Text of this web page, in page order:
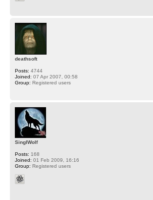
deathsoft
Posts: 4744
Joined: 07 Apr 2007, 00:58
Group: Registered users
SinglWolf
Posts: 168
Joined: 01 Feb 2009, 16:16
Group: Registered users